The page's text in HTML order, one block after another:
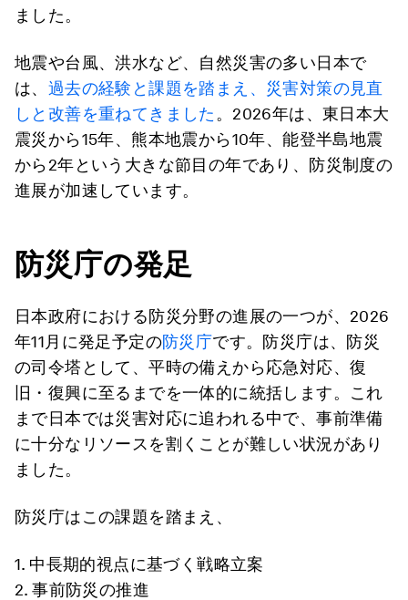
ました。
地震や台風、洪水など、自然災害の多い日本で
は、 過去の経験と課題を踏まえ、災害対策の見直
しと改善を重ねてきました 。2026年は、東日本大
震災から15年、熊本地震から10年、能登半島地震
から2年という大きな節目の年であり、防災制度の
進展が加速しています。
防災庁の発足
日本政府における防災分野の進展の一つが、2026
年11月に発足予定の防災庁です。防災庁は、防災
の司令塔として、平時の備えから応急対応、復
旧・復興に至るまでを一体的に統括します。これ
まで日本では災害対応に追われる中で、事前準備
に十分なリソースを割くことが難しい状況があり
ました。
防災庁はこの課題を踏まえ、
1. 中長期的視点に基づく戦略立案
2. 事前防災の推進